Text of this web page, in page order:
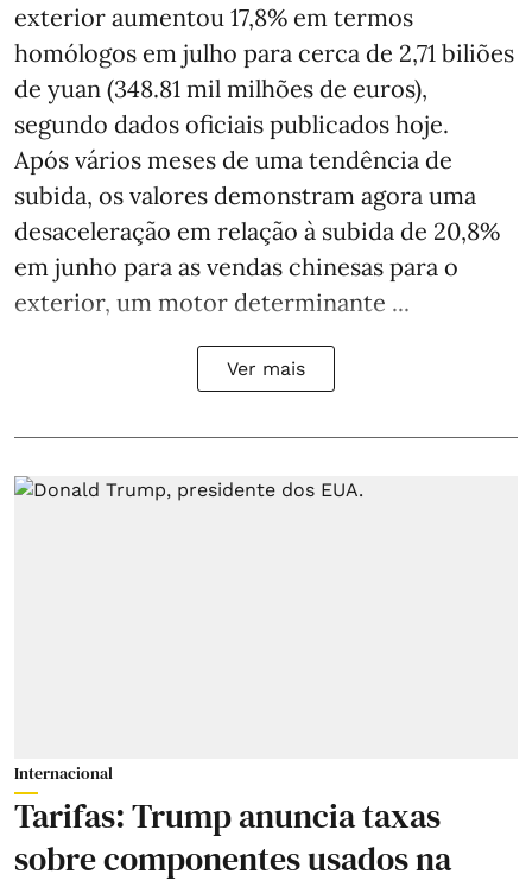
exterior aumentou 17,8% em termos
homólogos em julho para cerca de 2,71 biliões
de yuan (348.81 mil milhões de euros),
segundo dados oficiais publicados hoje.
Após vários meses de uma tendência de
subida, os valores demonstram agora uma
desaceleração em relação à subida de 20,8%
em junho para as vendas chinesas para o
exterior, um motor determinante ...
Ver mais
Internacional
Tarifas: Trump anuncia taxas
sobre componentes usados na